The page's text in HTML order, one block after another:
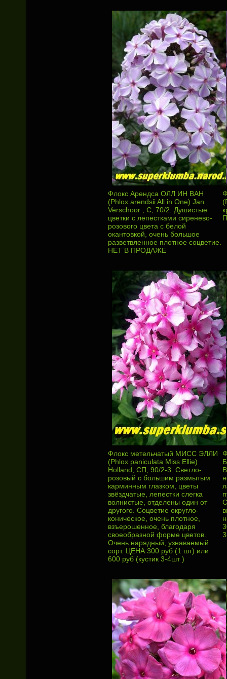
Флокс Арендса ОЛЛ ИН ВАН
(Phlox arendsii All in One) Jan
Verschoor , С, 70/2. Душистые
цветки с лепестками сиренево-
розового цвета с белой
окантовкой, очень большое
разветвленное плотное соцветие.
НЕТ В ПРОДАЖЕ
Флокс метельчатый МИСС ЭЛЛИ
(Phlox paniculata Miss Ellie)
Holland, СП, 90/2-3. Светло-
розовый с большим размытым
карминным глазком, цветы
звёздчатые, лепестки слегка
волнистые, отделены один от
другого. Соцветие округло-
коническое, очень плотное,
взъерошенное, благодаря
своеобразной форме цветов.
Очень нарядный, узнаваемый
сорт. ЦЕНА 300 руб (1 шт) или
600 руб (кустик 3-4шт )